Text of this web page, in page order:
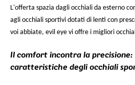
L'offerta spazia dagli occhiali da esterno
agli occhiali sportivi dotati di lenti con
voi abbiate, evil eye vi offre i migliori
Il comfort incontra la precisione:
caratteristiche degli occhiali